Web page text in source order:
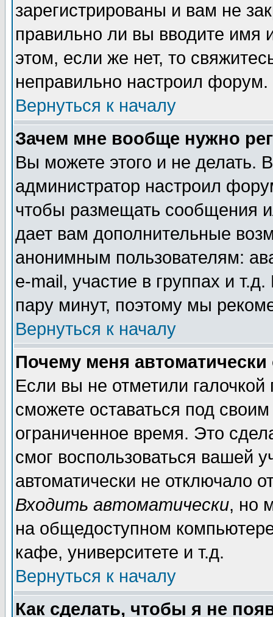
зарегистрированы и вам не
правильно ли вы вводите
этом, если же нет, то
неправильно настроил форум.
Вернуться к началу
Зачем мне вообще нужно
Вы можете этого и не делать.
администратор настроил
чтобы размещать сообщения
дает вам дополнительные
анонимным пользователям:
e-mail, участие в группах и
пару минут, поэтому мы
Вернуться к началу
Почему меня автоматически
Если вы не отметили галочкой
сможете оставаться под
ограниченное время. Это
смог воспользоваться вашей
автоматически не отключало
Входить автоматически, но
на общедоступном
кафе, университете и т.д.
Вернуться к началу
Как сделать, чтобы я не